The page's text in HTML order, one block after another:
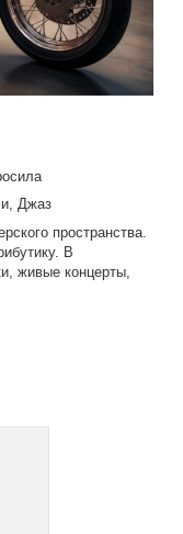
Джаз
пространства.
В
живые концерты,